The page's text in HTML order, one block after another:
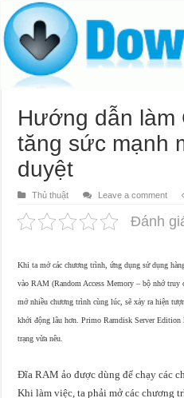
Hướng dẫn làm
tăng sức mạnh
duyệt
Thủ thuật Leave a comment
Đánh
Khi ta mở các chương trình, ứng dụng sử dụng
vào RAM (Random Access Memory – bộ nhớ truy
mở nhiều chương trình cùng lúc, sẽ xảy ra hiện
khởi động lâu hơn. Primo Ramdisk Server Edition
trạng vừa nêu.
Đĩa RAM ảo được dùng để chạy các
Khi làm việc, ta phải mở các chương